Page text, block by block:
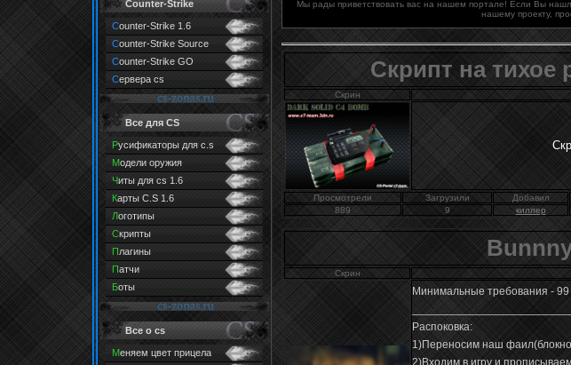
Counter-Strike
Counter-Strike 1.6
Counter-Strike Source
Counter-Strike GO
Сервера cs
Все для CS
Русификаторы для c.s
Модели оружия
Читы для cs 1.6
Карты C.S 1.6
Логотипы
Скрипты
Плагины
Патчи
Боты
Все o cs
Меняем цвет прицела
Мы рады приветствовать вас на нашем портале! Если Вы
нашему проекту,
Скрипт на
Скрин
Просмотрели Загрузили Добавил
889
9 киллер
Скрин
Минимальные требования - 99
Распоковка:
1)Переносим наш
2)Входим в игру и